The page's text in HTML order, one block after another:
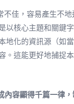
不佳，容易產生不
以核心主題和關鍵
地化的資訊源（如
。這能更好地捕捉
內容顯得千篇一律，